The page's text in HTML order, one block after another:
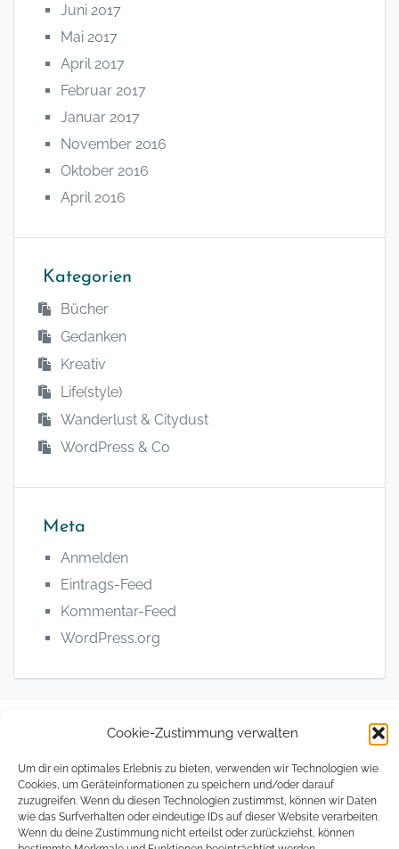
Cookie-Zustimmung verwalten
Um dir ein optimales Erlebnis zu bieten, verwenden wir Technologien wie
Cookies, um Geräteinformationen zu speichern und/oder darauf
zuzugreifen. Wenn du diesen Technologien zustimmst, können wir Daten
wie das Surfverhalten oder eindeutige IDs auf dieser Website verarbeiten.
Wenn du deine Zustimmung nicht erteilst oder zurückziehst, können
Juni 2017
Mai 2017
April 2017
Februar 2017
Januar 2017
November 2016
Oktober 2016
April 2016
Kategorien
Bücher
Gedanken
Kreativ
Life(style)
Wanderlust & Citydust
WordPress & Co
Meta
Anmelden
Eintrags-Feed
Kommentar-Feed
WordPress.org
Datenschutzerklärung Impressum